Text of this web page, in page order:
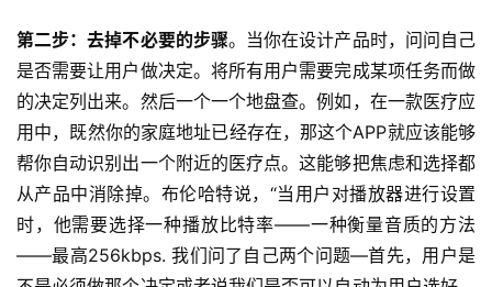
第二步：去掉不必要的步骤。当你在设计产品时，问问自己
是否需要让用户做决定。将所有用户需要完成某项任务而做
的决定列出来。然后一个一个地盘查。例如，在一款医疗应
用中，既然你的家庭地址已经存在，那这个APP就应该能够
帮你自动识别出一个附近的医疗点。这能够把焦虑和选择都
从产品中消除掉。布伦哈特说，“当用户对播放器进行设置
时，他需要选择一种播放比特率——一种衡量音质的方法
——最高256kbps. 我们问了自己两个问题—首先，用户是